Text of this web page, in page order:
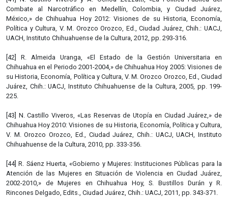
Combate al Narcotráfico en Medellín, Colombia, y Ciudad Juárez,
México,» de Chihuahua Hoy 2012: Visiones de su Historia, Economía,
Política y Cultura, V. M. Orozco Orozco, Ed., Ciudad Juárez, Chih.: UACJ,
UACH, Instituto Chihuahuense de la Cultura, 2012, pp. 293-316.
[42] R. Almeida Uranga, «El Estado de la Gestión Universitaria en
Chihuahua en el Periodo 2001-2004,» de Chihuahua Hoy 2005: Visiones de
su Historia, Economía, Política y Cultura, V. M. Orozco Orozco, Ed., Ciudad
Juárez, Chih.: UACJ, Instituto Chihuahuense de la Cultura, 2005, pp. 199-
225.
[43] N. Castillo Viveros, «Las Reservas de Utopía en Ciudad Juárez,» de
Chihuahua Hoy 2010: Visiones de su Historia, Economía, Política y Cultura,
V. M. Orozco Orozco, Ed., Ciudad Juárez, Chih.: UACJ, UACH, Instituto
Chihuahuense de la Cultura, 2010, pp. 333-356.
[44] R. Sáenz Huerta, «Gobierno y Mujeres: Instituciones Públicas para la
Atención de las Mujeres en Situación de Violencia en Ciudad Juárez,
2002-2010,» de Mujeres en Chihuahua Hoy, S. Bustillos Durán y R.
Rincones Delgado, Edits., Ciudad Juárez, Chih.: UACJ, 2011, pp. 343-371.